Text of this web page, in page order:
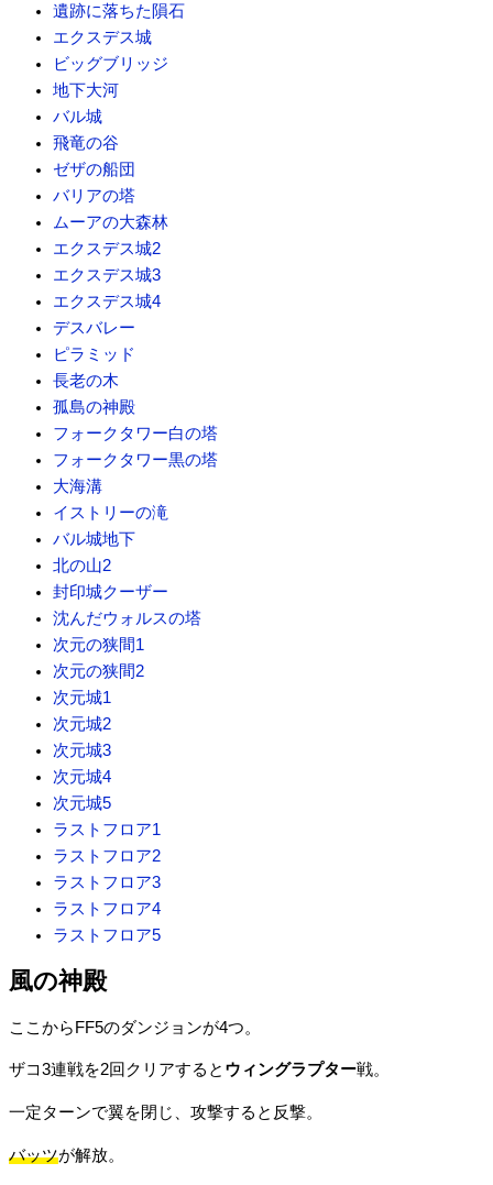
遺跡に落ちた隕石
エクスデス城
ビッグブリッジ
地下大河
バル城
飛竜の谷
ゼザの船団
バリアの塔
ムーアの大森林
エクスデス城2
エクスデス城3
エクスデス城4
デスバレー
ピラミッド
長老の木
孤島の神殿
フォークタワー白の塔
フォークタワー黒の塔
大海溝
イストリーの滝
バル城地下
北の山2
封印城クーザー
沈んだウォルスの塔
次元の狭間1
次元の狭間2
次元城1
次元城2
次元城3
次元城4
次元城5
ラストフロア1
ラストフロア2
ラストフロア3
ラストフロア4
ラストフロア5
風の神殿
ここからFF5のダンジョンが4つ。
ザコ3連戦を2回クリアすると ウィングラプター戦。
一定ターンで翼を閉じ、攻撃すると反撃。
バッツが解放。